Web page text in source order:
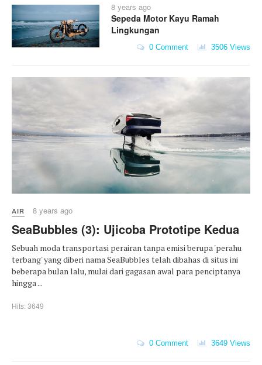
8 years ago
Sepeda Motor Kayu Ramah
Lingkungan
0 Comment 3506 Views
AIR 8 years ago
SeaBubbles (3): Ujicoba Prototipe Kedua
Sebuah moda transportasi perairan tanpa emisi berupa 'perahu
terbang' yang diberi nama SeaBubbles telah dibahas di situs ini
beberapa bulan lalu, mulai dari gagasan awal para penciptanya
hingga ...
Hits: 3649
0 Comment 3649 Views